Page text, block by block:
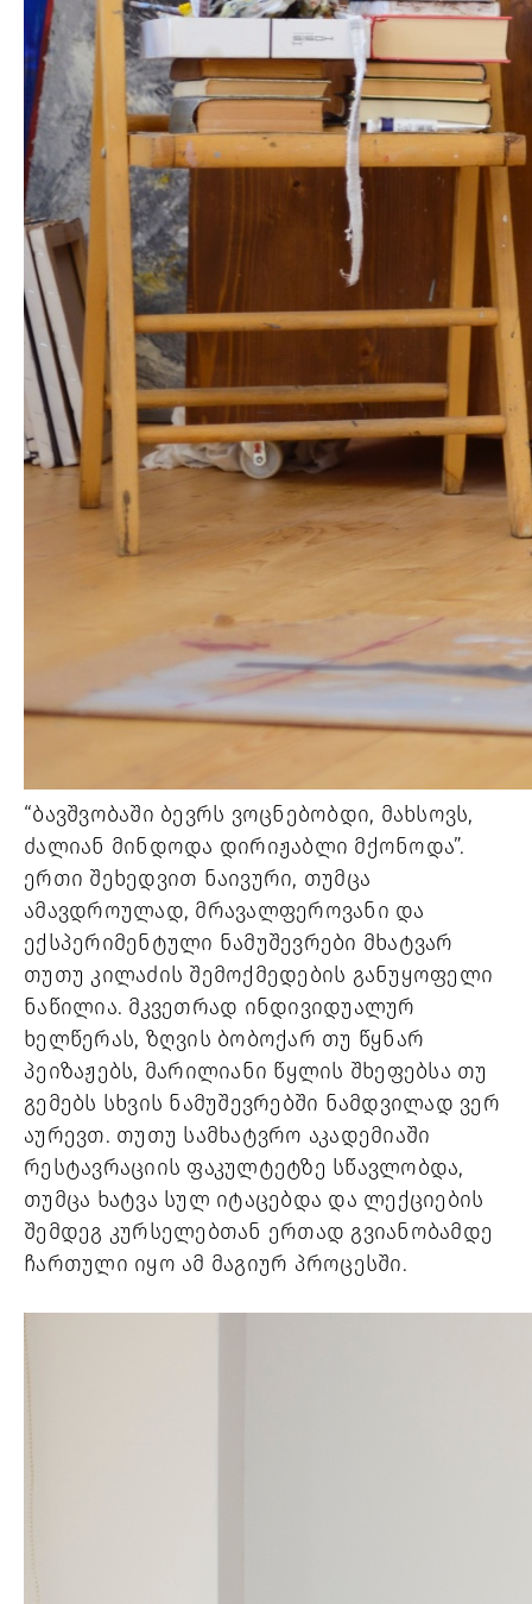
“ბავშვობაში ბევრს ვოცნებობდი, მახსოვს,
ძალიან მინდოდა დირიჟაბლი მქონოდა”.
ერთი შეხედვით ნაივური, თუმცა
ამავდროულად, მრავალფეროვანი და
ექსპერიმენტული ნამუშევრები მხატვარ
თუთუ კილაძის შემოქმედების განუყოფელი
ნაწილია. მკვეთრად ინდივიდუალურ
ხელწერას, ზღვის ბობოქარ თუ წყნარ
პეიზაჟებს, მარილიანი წყლის შხეფებსა თუ
გემებს სხვის ნამუშევრებში ნამდვილად ვერ
აურევთ. თუთუ სამხატვრო აკადემიაში
რესტავრაციის ფაკულტეტზე სწავლობდა,
თუმცა ხატვა სულ იტაცებდა და ლექციების
შემდეგ კურსელებთან ერთად გვიანობამდე
ჩართული იყო ამ მაგიურ პროცესში.